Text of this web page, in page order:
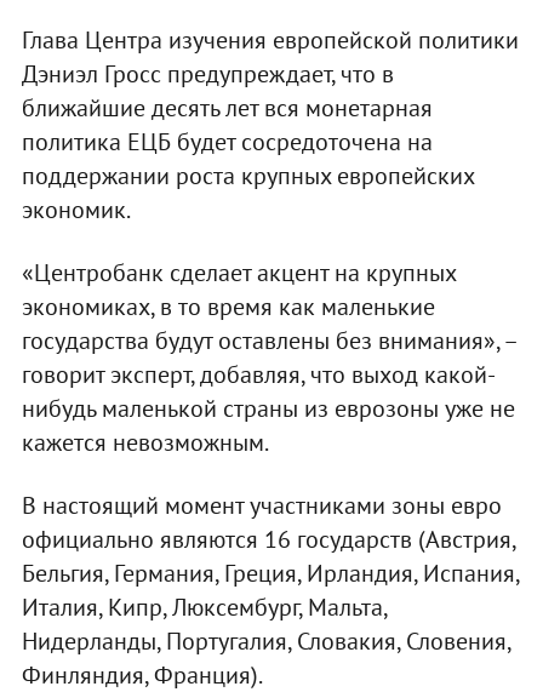
Глава Центра изучения европейской политики
Дэниэл Гросс предупреждает, что в
ближайшие десять лет вся монетарная
политика ЕЦБ будет сосредоточена на
поддержании роста крупных европейских
экономик.
«Центробанк сделает акцент на крупных
экономиках, в то время как маленькие
государства будут оставлены без внимания», –
говорит эксперт, добавляя, что выход какой-
нибудь маленькой страны из еврозоны уже не
кажется невозможным.
В настоящий момент участниками зоны евро
официально являются 16 государств (Австрия,
Бельгия, Германия, Греция, Ирландия, Испания,
Италия, Кипр, Люксембург, Мальта,
Нидерланды, Португалия, Словакия, Словения,
Финляндия, Франция).